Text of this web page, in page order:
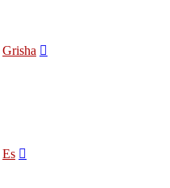
Grisha
Es